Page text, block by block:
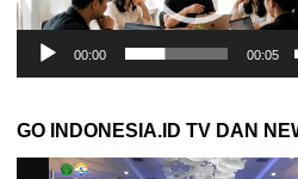
00:00 00:05
GO INDONESIA.ID TV DAN
Pemutar